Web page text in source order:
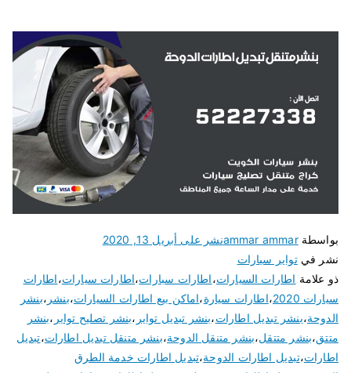
بواسطةammar ammarنشر على أبريل 13, 2020
نشر فيتواير سيارات
ذو علامة اطارات السيارات،اطارات سبارات،اطارات سيارات،اطارات
سيارات 2020
،اطارات سيارة،اماكن بيع اطارات السيارات،بنشر ،بنشر
الدوحة،بنشر تبديل اطارات،بنشر تبديل تواير ،بنشر تصليح تواير ،بنشر
متتق،بنشر متتقل،بنشر متنقل الدوحة،بنشر متنقل تبديل اطارات،تبديل
اطارات،تبديل اطارات الدوحة،تبديل اطارات خدمة الطرق